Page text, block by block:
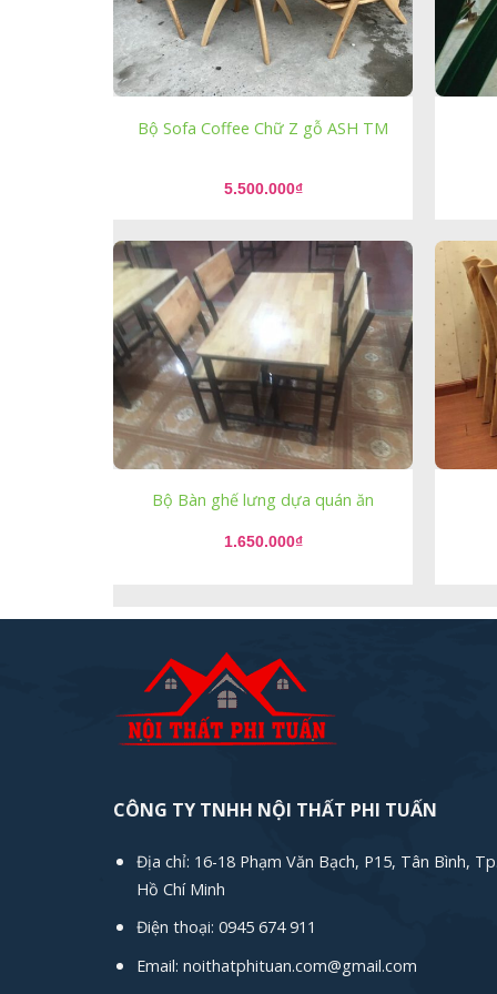
Bộ Sofa Coffee Chữ Z gỗ ASH TM
5.500.000₫
Bộ Bàn ghế lưng dựa quán ăn
1.650.000₫
CÔNG TY TNHH NỘI THẤT PHI TUẤN
Địa chỉ: 16-18 Phạm Văn Bạch, P15, Tân Bình, Tp.
Hồ Chí Minh
Điện thoại: 0945 674 911
Email: noithatphituan.com@gmail.com